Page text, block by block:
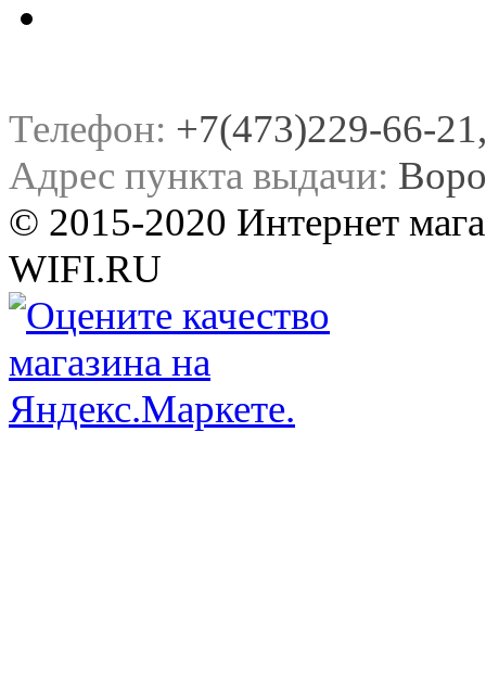
Телефон: +7(473)229-66-
Адрес пункта выдачи:
© 2015-2020 Интернет
WIFI.RU